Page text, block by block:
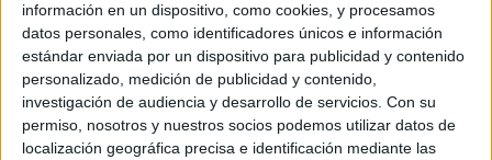
información en un dispositivo, como cookies, y procesamos
datos personales, como identificadores únicos e información
estándar enviada por un dispositivo para publicidad y contenido
personalizado, medición de publicidad y contenido,
investigación de audiencia y desarrollo de servicios. Con su
permiso, nosotros y nuestros socios podemos utilizar datos de
localización geográfica precisa e identificación mediante las
Sobre ti
Soy:*
Chico
Chica